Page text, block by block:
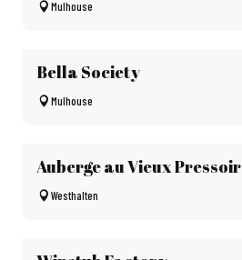
Mulhouse
Bella Society
Mulhouse
Auberge au Vieux Pressoir
Westhalten